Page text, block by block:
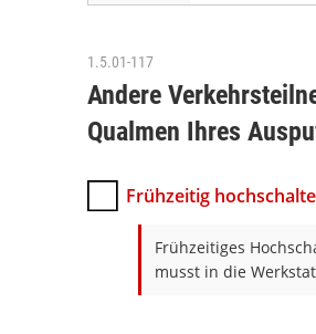
1.5.01-117
Andere
Qualmen Ihres
Frühzeitig
Frühzeitiges
musst in die